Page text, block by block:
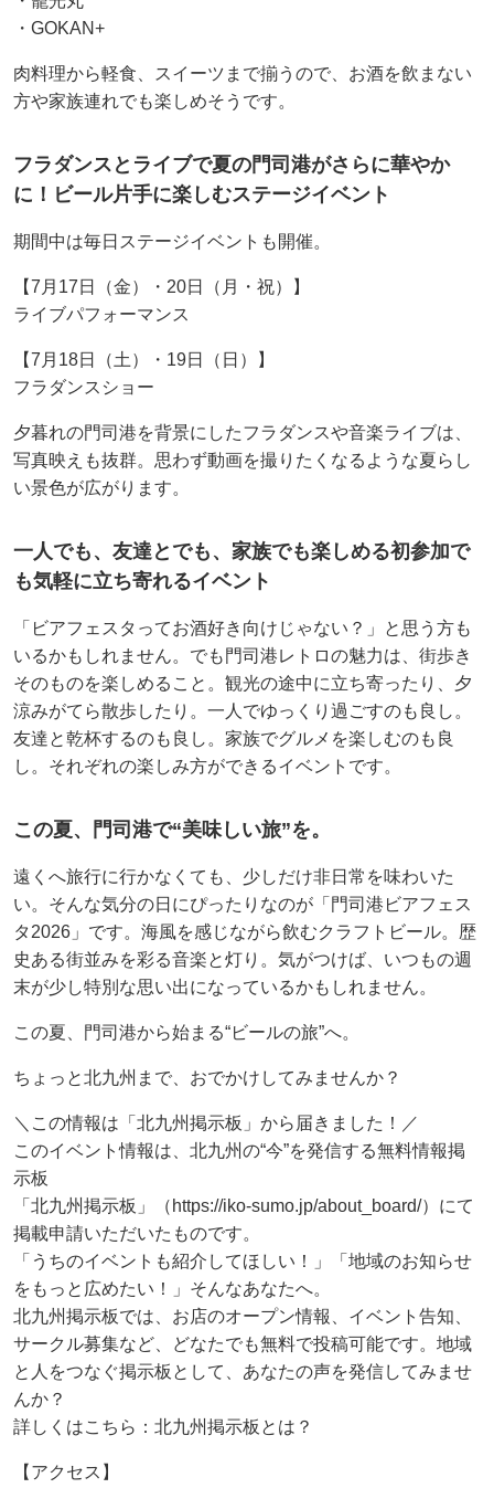
・GOKAN+
肉料理から軽食、スイーツまで揃うので、お酒を飲まない
方や家族連れでも楽しめそうです。
フラダンスとライブで夏の門司港がさらに華やか
に！ビール片手に楽しむステージイベント
期間中は毎日ステージイベントも開催。
【7月17日（金）・20日（月・祝）】
ライブパフォーマンス
【7月18日（土）・19日（日）】
フラダンスショー
夕暮れの門司港を背景にしたフラダンスや音楽ライブは、
写真映えも抜群。思わず動画を撮りたくなるような夏らし
い景色が広がります。
一人でも、友達とでも、家族でも楽しめる初参加で
も気軽に立ち寄れるイベント
「ビアフェスタってお酒好き向けじゃない？」と思う方も
いるかもしれません。でも門司港レトロの魅力は、街歩き
そのものを楽しめること。観光の途中に立ち寄ったり、夕
涼みがてら散歩したり。一人でゆっくり過ごすのも良し。
友達と乾杯するのも良し。家族でグルメを楽しむのも良
し。それぞれの楽しみ方ができるイベントです。
この夏、門司港で“美味しい旅”を。
遠くへ旅行に行かなくても、少しだけ非日常を味わいた
い。そんな気分の日にぴったりなのが「門司港ビアフェス
タ2026」です。海風を感じながら飲むクラフトビール。歴
史ある街並みを彩る音楽と灯り。気がつけば、いつもの週
末が少し特別な思い出になっているかもしれません。
この夏、門司港から始まる“ビールの旅”へ。
ちょっと北九州まで、おでかけしてみませんか？
＼この情報は「北九州掲示板」から届きました！／
このイベント情報は、北九州の“今”を発信する無料情報掲
示板
「北九州掲示板」（https://iko-sumo.jp/about_board/）にて
掲載申請いただいたものです。
︎「うちのイベントも紹介してほしい！」「地域のお知らせ
をもっと広めたい！」そんなあなたへ。
北九州掲示板では、お店のオープン情報、イベント告知、
サークル募集など、どなたでも無料で投稿可能です。地域
と人をつなぐ掲示板として、あなたの声を発信してみませ
んか？
詳しくはこちら：北九州掲示板とは？
【アクセス】